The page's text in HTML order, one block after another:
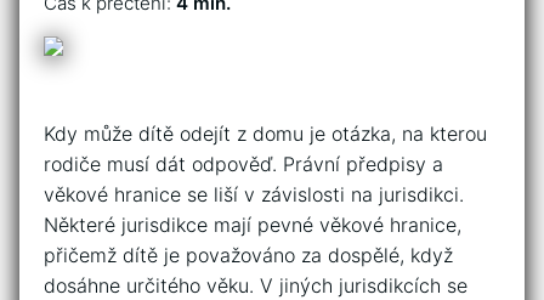
Kdy může dítě odejít z domu je otázka, na kterou
rodiče musí dát odpověď. Právní předpisy a
věkové hranice se liší v závislosti na jurisdikci.
Některé jurisdikce mají pevné věkové hranice,
přičemž dítě je považováno za dospělé, když
dosáhne určitého věku. V jiných jurisdikcích se